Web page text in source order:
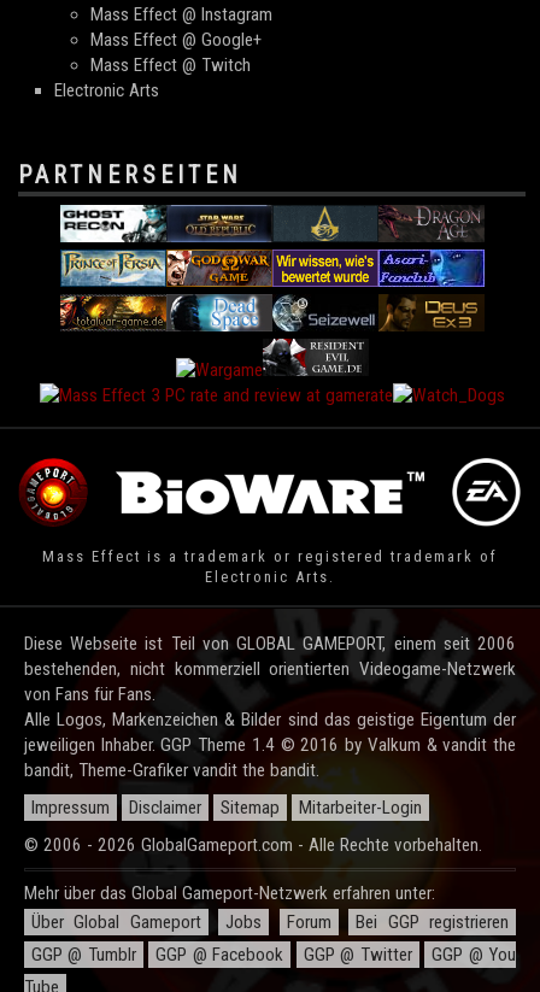
Mass Effect @ Instagram
Mass Effect @ Google+
Mass Effect @ Twitch
Electronic Arts
PARTNERSEITEN
Mass Effect is a trademark or registered trademark of
Electronic Arts.
Diese Webseite ist Teil von GLOBAL GAMEPORT, einem seit 2006
bestehenden, nicht kommerziell orientierten Videogame-Netzwerk
von Fans für Fans.
Alle Logos, Markenzeichen & Bilder sind das geistige Eigentum der
jeweiligen Inhaber. GGP Theme 1.4 © 2016 by Valkum & vandit the
bandit, Theme-Grafiker vandit the bandit.
Impressum
Disclaimer Sitemap
Mitarbeiter-Login
© 2006 - 2026 GlobalGameport.com - Alle Rechte vorbehalten.
Mehr über das Global Gameport-Netzwerk erfahren unter:
Über Global Gameport
Jobs Forum
Bei GGP registrieren
GGP @ Tumblr
GGP @ Facebook GGP @ Twitter
GGP @ You
Tube